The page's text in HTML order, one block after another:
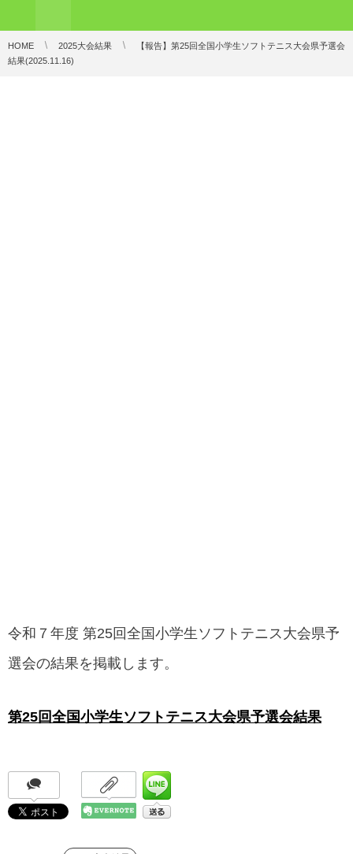
HOME 2025大会結果
【報告】第25回全国小学生ソフトテニス大会県予選会
結果(2025.11.16)
令和７年度 第25回全国小学生ソフトテニス大会県予
選会の結果を掲載します。
第25回全国小学生ソフトテニス大会県予選会結果